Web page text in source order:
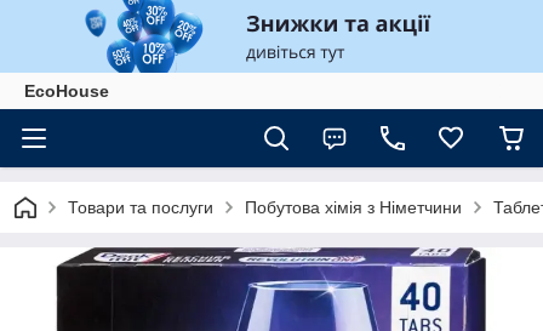
EcoHouse
Товари та послуги Побутова хімія з Німетчини